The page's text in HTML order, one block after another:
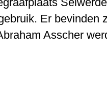
Er bevinden
Asscher